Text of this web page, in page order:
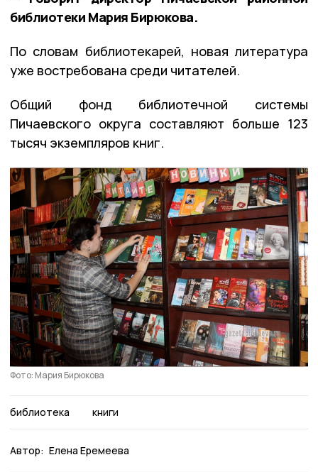
библиотеки Мария Бирюкова.
По словам библиотекарей, новая литература
уже востребована среди читателей.
Общий фонд библиотечной системы
Пичаевского округа составляют больше 123
тысяч экземпляров книг.
Фото: Мария Бирюкова
библиотека книги
Автор: Елена Еремеева